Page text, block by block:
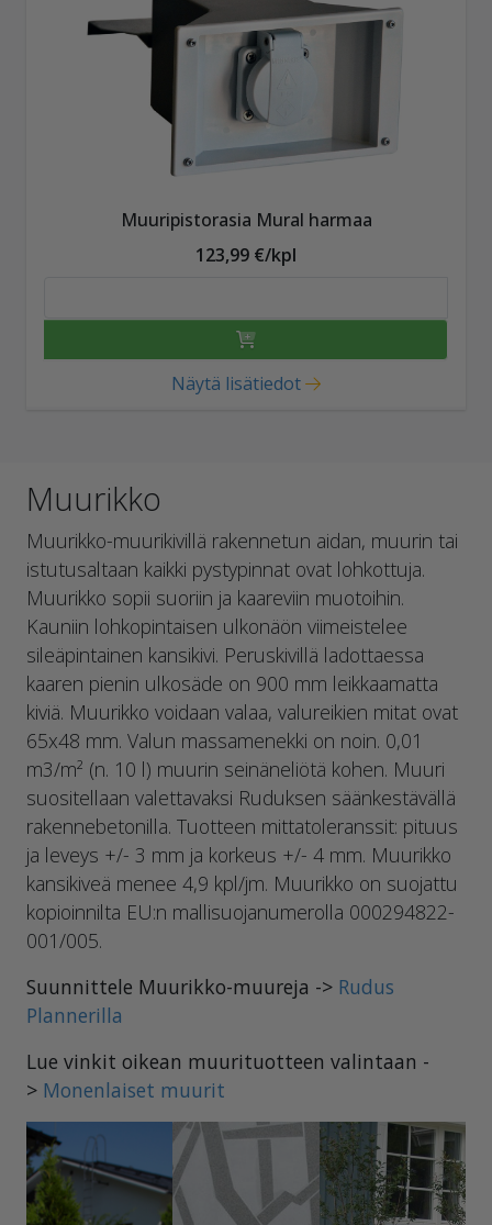
Muuripistorasia Mural harmaa
123,99 €/kpl
Näytä lisätiedot
Muurikko
Muurikko-muurikivillä rakennetun aidan, muurin tai
istutusaltaan kaikki pystypinnat ovat lohkottuja.
Muurikko sopii suoriin ja kaareviin muotoihin.
Kauniin lohkopintaisen ulkonäön viimeistelee
sileäpintainen kansikivi. Peruskivillä ladottaessa
kaaren pienin ulkosäde on 900 mm leikkaamatta
kiviä. Muurikko voidaan valaa, valureikien mitat ovat
65x48 mm. Valun massamenekki on noin. 0,01
m3/m² (n. 10 l) muurin seinäneliötä kohen. Muuri
suositellaan valettavaksi Ruduksen säänkestävällä
rakennebetonilla. Tuotteen mittatoleranssit: pituus
ja leveys +/- 3 mm ja korkeus +/- 4 mm. Muurikko
kansikiveä menee 4,9 kpl/jm. Muurikko on suojattu
kopioinnilta EU:n mallisuojanumerolla 000294822-
001/005.
Suunnittele Muurikko-muureja -> Rudus
Plannerilla
Lue vinkit oikean muurituotteen valintaan -
> Monenlaiset muurit